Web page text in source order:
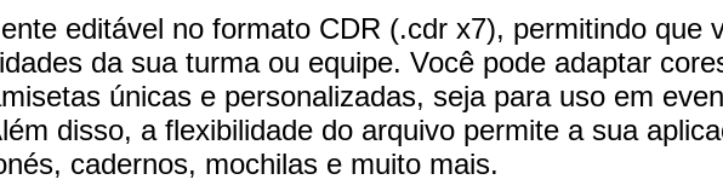
editável no formato CDR (.cdr x7), permitindo que
da sua turma ou equipe. Você pode adaptar
únicas e personalizadas, seja para uso em
disso, a flexibilidade do arquivo permite a sua
cadernos, mochilas e muito mais.